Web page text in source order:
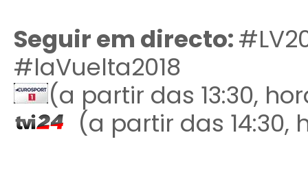
Seguir em directo:
#laVuelta2018
(a partir das 13:30,
(a partir das